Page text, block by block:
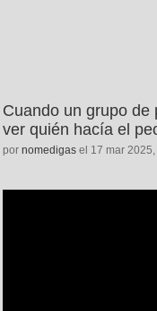
Cuando un grupo de
ver quién hacía el
por nomedigas el 17 mar 2025,